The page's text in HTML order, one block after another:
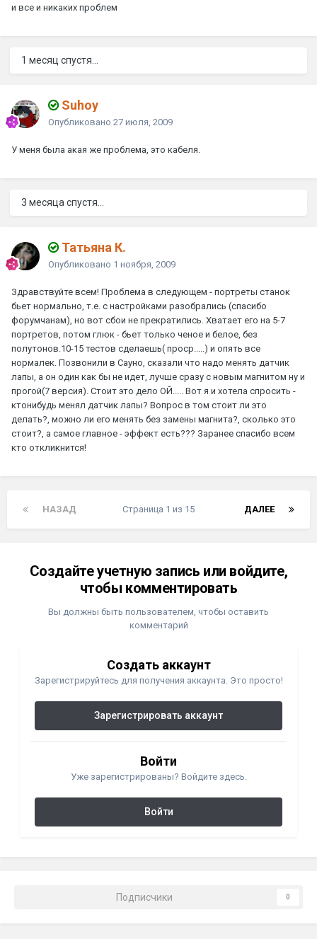
и все и никаких проблем
1 месяц спустя...
Suhoy
Опубликовано 27 июля, 2009
У меня была акая же проблема, это кабеля.
3 месяца спустя...
Татьяна К.
Опубликовано 1 ноября, 2009
Здравствуйте всем! Проблема в следующем - портреты станок
бьет нормально, т.е. с настройками разобрались (спасибо
форумчанам), но вот сбои не прекратились. Хватает его на 5-7
портретов, потом глюк - бьет только ченое и белое, без
полутонов.10-15 тестов сделаешь( проср.....) и опять все
нормалек. Позвонили в Сауно, сказали что надо менять датчик
лапы, а он один как бы не идет, лучше сразу с новым магнитом ну и
прогой(7 версия). Стоит это дело ОЙ..... Вот я и хотела спросить -
ктонибудь менял датчик лапы? Вопрос в том стоит ли это
делать?, можно ли его менять без замены магнита?, сколько это
стоит?, а самое главное - эффект есть??? Заранее спасибо всем
кто откликнится!
НАЗАД ДАЛЕЕ
Страница 1 из 15
Создайте учетную запись или войдите,
чтобы комментировать
Вы должны быть пользователем, чтобы оставить
комментарий
Создать аккаунт
Зарегистрируйтесь для получения аккаунта. Это просто!
Зарегистрировать аккаунт
Войти
Уже зарегистрированы? Войдите здесь.
Войти
Подписчики 0